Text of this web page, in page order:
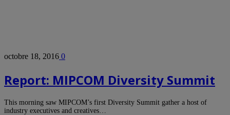
octobre 18, 2016 0
Report: MIPCOM Diversity Summit
This morning saw MIPCOM’s first Diversity Summit gather a host of
industry executives and creatives…